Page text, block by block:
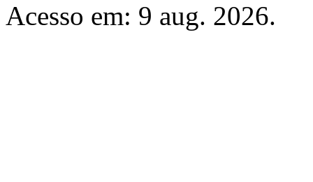
Acesso em: 9 aug. 2026.